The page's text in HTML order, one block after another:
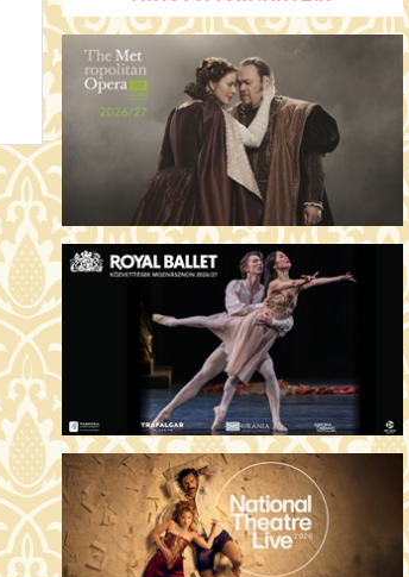
JEGYVÁSÁRLÁS
19:00 Fábri terem
AZ ÖRDÖG PRADÁT VISEL 2. (12)
19:00 Csortos terem
ÁDÁM ALMÁI (16)
JEGYVÁSÁRLÁS
19:00 Törőcsik Mari terem
HOGYAN TUDNÉK ÉLNI
NÉLKÜLED? (12)
JEGYVÁSÁRLÁS
19:00 Díszterem
ODÜSSZEIA (16)